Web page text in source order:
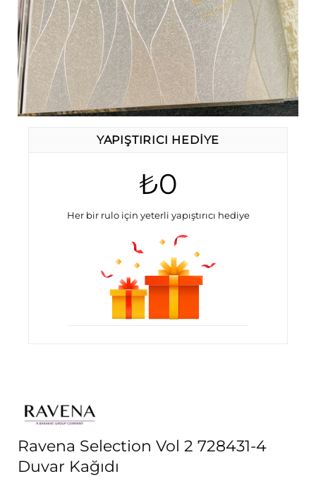
YAPIŞTIRICI HEDIYE
₺0
Her bir rulo için yeterli yapıştırıcı hediye
Ravena Selection Vol 2 728431-4
Duvar Kağıdı